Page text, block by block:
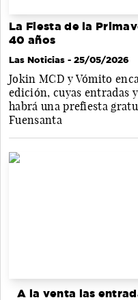
La Fiesta de la
40 años
Las Noticias - 25/05/2026
Jokin MCD y Vómito
edición, cuyas entradas
habrá una prefiesta
Fuensanta
A la venta las